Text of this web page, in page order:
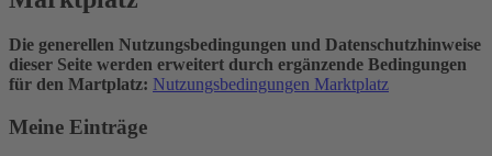
Die generellen Nutzungsbedingungen und Datenschutzhinweise
dieser Seite werden erweitert durch ergänzende Bedingungen
für den Martplatz: Nutzungsbedingungen Marktplatz
Meine Einträge